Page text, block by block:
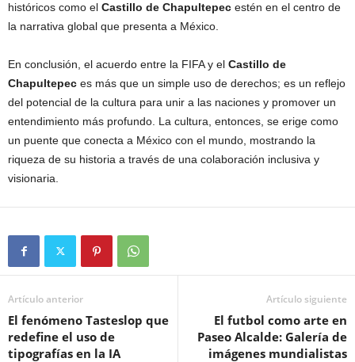
históricos como el Castillo de Chapultepec estén en el centro de
la narrativa global que presenta a México.
En conclusión, el acuerdo entre la FIFA y el Castillo de
Chapultepec es más que un simple uso de derechos; es un reflejo
del potencial de la cultura para unir a las naciones y promover un
entendimiento más profundo. La cultura, entonces, se erige como
un puente que conecta a México con el mundo, mostrando la
riqueza de su historia a través de una colaboración inclusiva y
visionaria.
Artículo anterior
El fenómeno Tasteslop que
redefine el uso de
tipografías en la IA
Artículo siguiente
El futbol como arte en
Paseo Alcalde: Galería de
imágenes mundialistas